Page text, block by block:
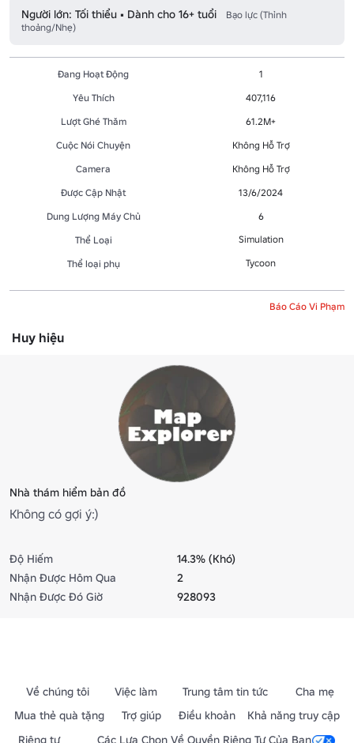
Người lớn: Tối thiểu • Dành cho 16+ tuổi
Bạo lực (Thỉnh
thoảng/Nhẹ)
Đang Hoạt Động
1
Yêu Thích
407,116
Lượt Ghé Thăm
61.2M+
Cuộc Nói Chuyện
Không Hỗ Trợ
Camera
Không Hỗ Trợ
Được Cập Nhật
13/6/2024
Dung Lượng Máy Chủ
6
Thể Loại
Simulation
Thể loại phụ Tycoon
Báo Cáo Vi Phạm
Huy hiệu
Nhà thám hiểm bản đồ
Không có gợi ý:)
Độ Hiếm
14.3% (Khó)
Nhận Được Hôm Qua
2
Nhận Được Đó Giờ
928093
Về chúng tôi Việc làm Trung tâm tin tức
Cha mẹ
Mua thẻ quà tặng
Trợ giúp Điều khoản
Khả năng truy cập
Riêng tư
Các Lựa Chọn Về Quyền Riêng Tư Của Bạn